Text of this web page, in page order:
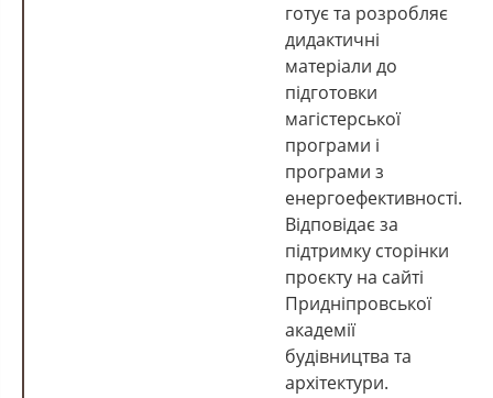
готує та розробляє
дидактичні
матеріали до
підготовки
магістерської
програми і
програми з
енергоефективності.
Відповідає за
підтримку сторінки
проєкту на сайті
Придніпровської
академії
будівництва та
архітектури.